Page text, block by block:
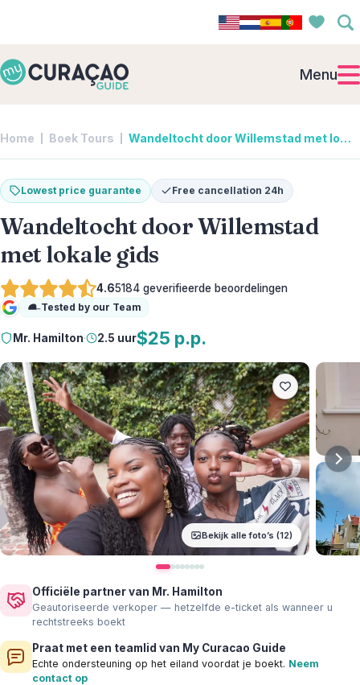
Menu
Home Boek Tours Wandeltocht door Willemstad met lokale gids | Mr. Hamilton
Lowest price guarantee Free cancellation 24h
Wandeltocht door Willemstad
met lokale gids
4.65184 geverifieerde beoordelingen
Google
Tested by our Team
Mr. Hamilton· 2.5 uur$25 p.p.
Bekijk alle foto’s (12)
Officiële partner van Mr. Hamilton
Geautoriseerde verkoper — hetzelfde e-ticket als wanneer u
rechtstreeks boekt
Praat met een teamlid van My Curacao Guide
Echte ondersteuning op het eiland voordat je boekt. Neem
contact op